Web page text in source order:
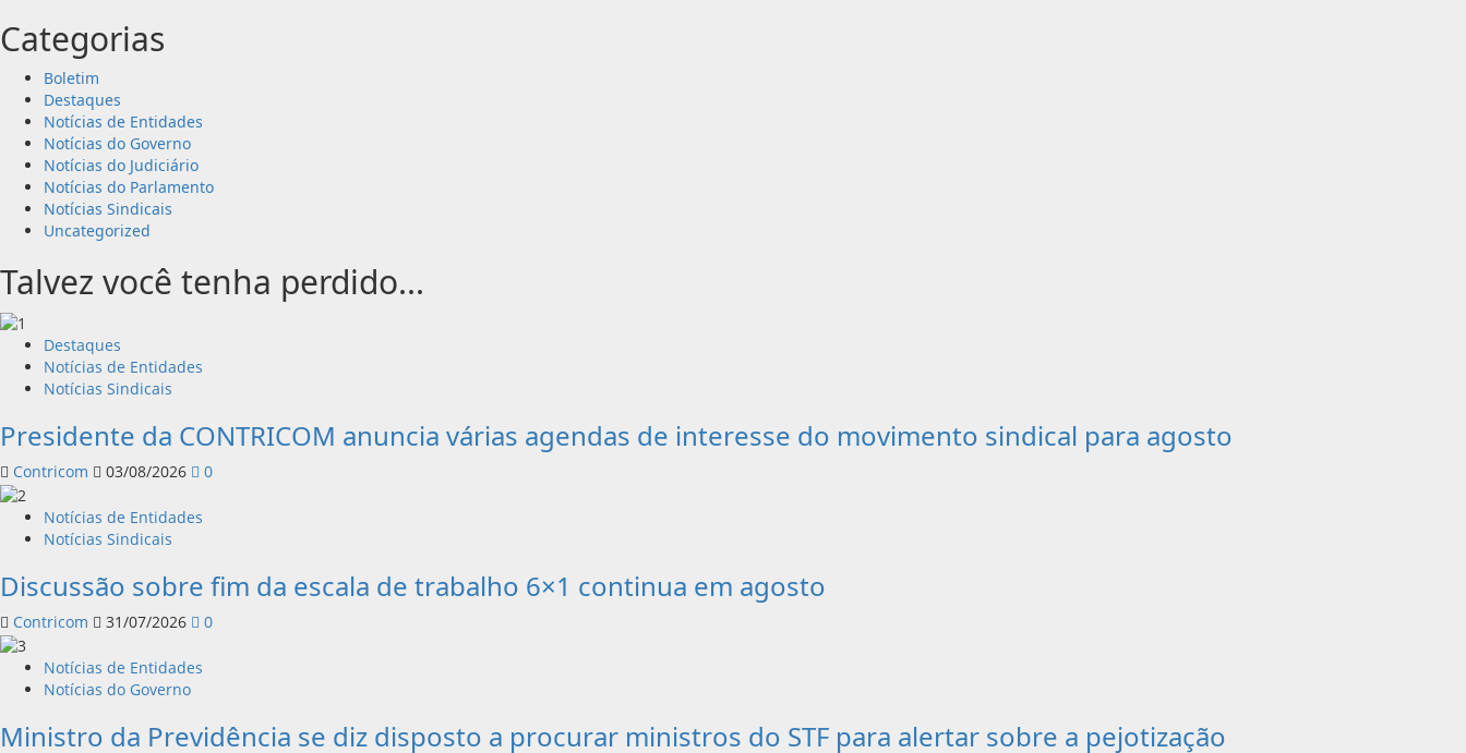
Categorias
Boletim
Destaques
Notícias de Entidades
Notícias do Governo
Notícias do Judiciário
Notícias do Parlamento
Notícias Sindicais
Uncategorized
Talvez você tenha perdido...
Destaques
Notícias de Entidades
Notícias Sindicais
Presidente da CONTRICOM anuncia várias agendas de interesse do movimento sindical para agosto
Contricom 03/08/2026 0
Notícias de Entidades
Notícias Sindicais
Discussão sobre fim da escala de trabalho 6×1 continua em agosto
Contricom 31/07/2026 0
Notícias de Entidades
Notícias do Governo
Ministro da Previdência se diz disposto a procurar ministros do STF para alertar sobre a pejotização